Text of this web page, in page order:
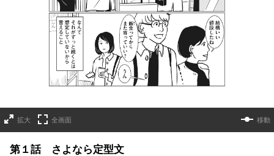
拡大 全画面 移動
第１話 さよなら定型文